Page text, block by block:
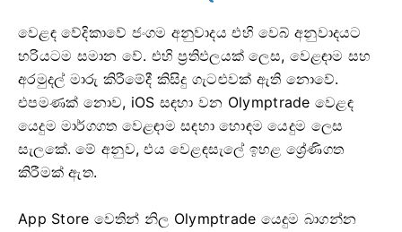
වෙළඳ වේදිකාවේ ජංගම අනුවාදය එහි වෙබ් අනුවාදයට
හරියටම සමාන වේ. එහි ප්‍රතිඵලයක් ලෙස, වෙළඳාම සහ
අරමුදල් මාරු කිරීමේදී කිසිදු ගැටළුවක් ඇති නොවේ.
එපමණක් නොව, iOS සඳහා වන Olymptrade වෙළඳ
යෙදුම මාර්ගගත වෙළඳාම සඳහා හොඳම යෙදුම ලෙස
සැලකේ. මේ අනුව, එය වෙළඳසැලේ ඉහළ ශ්‍රේණිගත
කිරීමක් ඇත.
App Store වෙතින් නිල Olymptrade යෙදුම බාගන්න